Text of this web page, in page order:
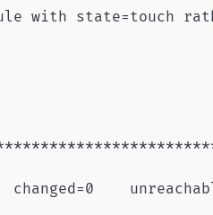
with state=touch